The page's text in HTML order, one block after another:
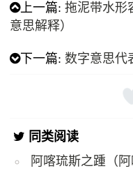
上一篇:拖泥带水形
意思解释）
下一篇: 数字意思代
同类阅读
阿喀琉斯之踵（